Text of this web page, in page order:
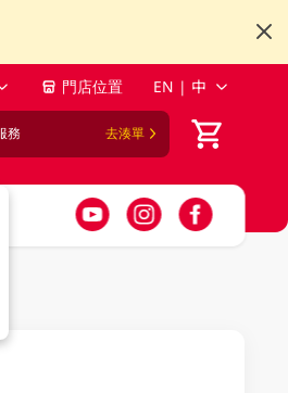
門店位置 EN | 中
務 去湊單